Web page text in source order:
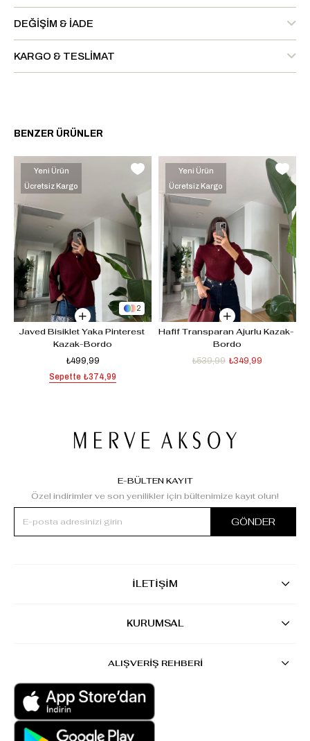
DEĞIŞIM & İADE
KARGO & TESLIMAT
BENZER ÜRÜNLER
2
Javed Bisiklet Yaka Pinterest
Kazak-Bordo
₺499,99
Sepette ₺374,99
Yeni Ürün
Ücretsiz Kargo
Hafif Transparan Ajurlu Kazak-
Bordo
₺349,99
₺539,99
Yeni Ürün
Ücretsiz Kargo
E-BÜLTEN KAYIT
Özel indirimler ve son yenilikler için bültenimize kayıt olun!
GÖNDER
İLETİŞİM
KURUMSAL
ALIŞVERİŞ REHBERİ